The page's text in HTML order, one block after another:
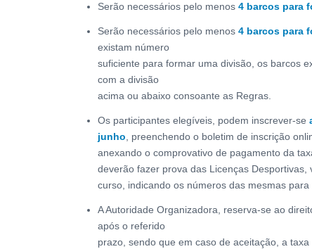
Serão necessários pelo menos 4 barcos para
Serão necessários pelo menos 4 barcos para
existam número
suficiente para formar uma divisão, os barcos
com a divisão
acima ou abaixo consoante as Regras.
Os participantes elegíveis, podem inscrever-se
junho, preenchendo o boletim de inscrição
anexando o comprovativo de pagamento da
deverão fazer prova das Licenças Desportivas,
curso, indicando os números das mesmas
A Autoridade Organizadora, reserva-se ao
após o referido
prazo, sendo que em caso de aceitação, a